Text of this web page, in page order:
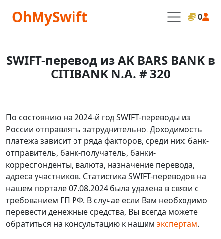
OhMySwift 0
SWIFT-перевод из AK BARS BANK в
CITIBANK N.A. # 320
По состоянию на 2024-й год SWIFT-переводы из
России отправлять затруднительно. Доходимость
платежа зависит от ряда факторов, среди них: банк-
отправитель, банк-получатель, банки-
корреспонденты, валюта, назначение перевода,
адреса участников. Статистика SWIFT-переводов на
нашем портале 07.08.2024 была удалена в связи с
требованием ГП РФ. В случае если Вам необходимо
перевести денежные средства, Вы всегда можете
обратиться на консультацию к нашим экспертам.